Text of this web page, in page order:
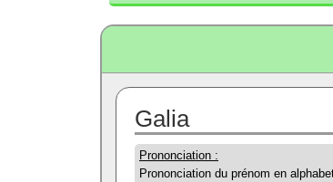
Galia
Prononciation :
Prononciation du prénom en